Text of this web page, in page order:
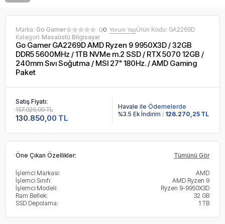
Marka: Go Gamer 0/0 Yorum YapÜrün Kodu: GA2269D
Kategori: Masaüstü Bilgisayar
Go Gamer GA2269D AMD Ryzen 9 9950X3D / 32GB
DDR5 5600MHz / 1TB NVMe m.2 SSD / RTX 5070 12GB /
240mm Sıvı Soğutma / MSI 27" 180Hz. / AMD Gaming
Paket
Satış Fiyatı:
130.850,00 TL
157.020,00 TL
Havale ile Ödemelerde
%3.5 Ek İndirim : 126.270,25 TL
Öne Çıkan Özellikler: Tümünü Gör
İşlemci Markası:
AMD
İşlemci Sınıfı:
AMD Ryzen 9
İşlemci Modeli:
Ryzen 9-9950X3D
Ram Bellek:
32 GB
SSD Depolama:
1 TB